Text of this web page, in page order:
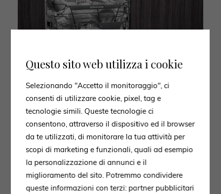
Questo sito web utilizza i cookie
Selezionando "Accetto il monitoraggio", ci
consenti di utilizzare cookie, pixel, tag e
tecnologie simili. Queste tecnologie ci
consentono, attraverso il dispositivo ed il browser
da te utilizzati, di monitorare la tua attività per
scopi di marketing e funzionali, quali ad esempio
la personalizzazione di annunci e il
miglioramento del sito. Potremmo condividere
queste informazioni con terzi: partner pubblicitari